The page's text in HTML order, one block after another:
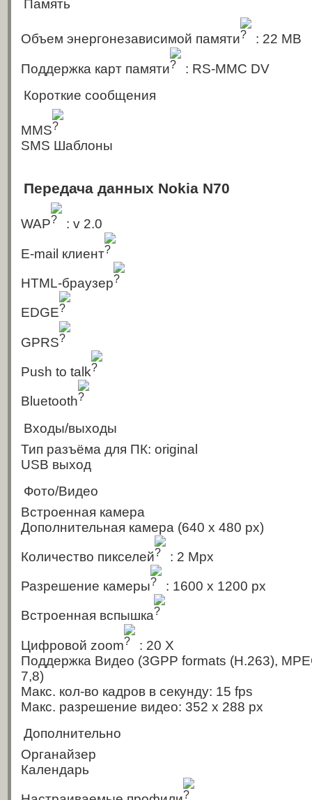
Память
Объем энергонезависимой памяти : 22 MB
Поддержка карт памяти
: RS-MMC DV
Короткие сообщения
MMS
SMS Шаблоны
Передача данных Nokia N70
WAP : v 2.0
E-mail клиент
HTML-браузер
EDGE
GPRS
Push to talk
Bluetooth
Входы/выходы
Тип разъёма для ПК: original
USB выход
Фото/Видео
Встроенная камера
Дополнительная камера (640 x 480 px)
Количество пикселей : 2 Mpx
Разрешение камеры : 1600 x 1200 px
Встроенная вспышка
Цифровой zoom
: 20 X
Поддержка Видео (3GPP formats (H.263),
7,8)
Макс. кол-во кадров в секунду: 15 fps
Макс. разрешение видео: 352 x 288 px
Дополнительно
Органайзер
Календарь